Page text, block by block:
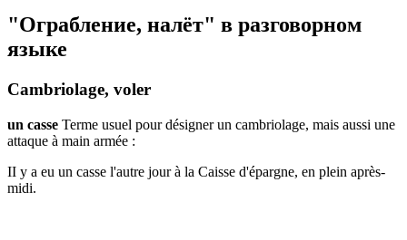
"Ограбление, налёт" в разговорном
языке
Cambriolage, voler
un casse Terme usuel pour désigner un cambriolage, mais aussi une
attaque à main armée :
II y a eu un casse l'autre jour à la Caisse d'épargne, en plein après-
midi.